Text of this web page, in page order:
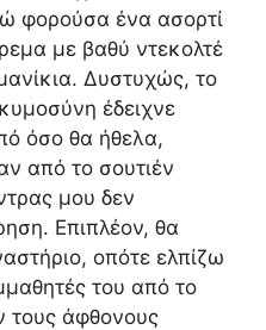
φορούσα ένα ασορτί
με βαθύ ντεκολτέ
Δυστυχώς, το
έδειχνε
όσο θα ήθελα,
από το σουτιέν
μου δεν
Επιπλέον, θα
οπότε ελπίζω
του από το
τους άφθονους